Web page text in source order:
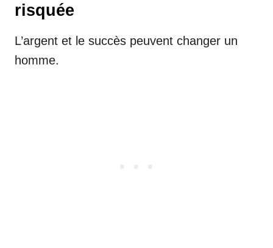
risquée
L’argent et le succès peuvent changer un
homme.